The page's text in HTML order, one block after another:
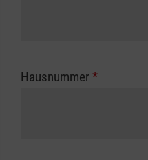
Hausnummer *